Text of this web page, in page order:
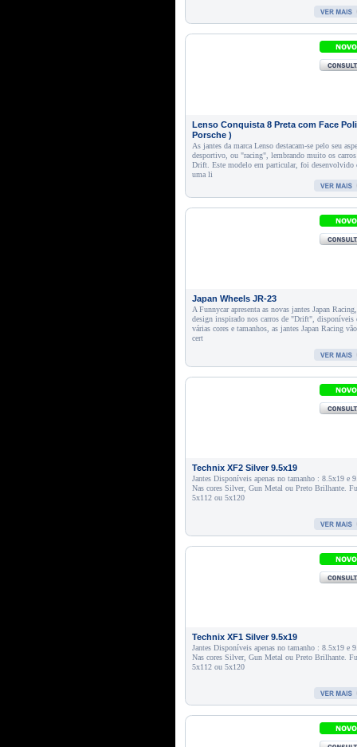
Lenso Conquista 8 Preta com Face
Porsche )
As jantes da marca Lenso destacam-se pelo seu
desportivo, ou "racing", lembrando muito os carros
Drift. Este modelo em particular, foi desenvolvido
uma li
Japan Wheels JR-23
A Funnycar apresenta as novas jantes Japan
design inspirado nos carros de "Drift", disponíveis
várias cores e tamanhos, as jantes Japan Racing
cert
Technix XF2 Silver 9.5x19
Jantes Disponíveis apenas no tamanho : 8.5x19 e
Nas cores Silver, Gun Metal ou Preto Brilhante.
5x112 ou 5x120
Technix XF1 Silver 9.5x19
Jantes Disponíveis apenas no tamanho : 8.5x19 e
Nas cores Silver, Gun Metal ou Preto Brilhante.
5x112 ou 5x120